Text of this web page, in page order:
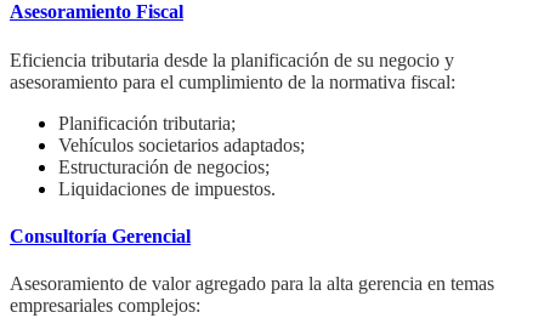
Asesoramiento Fiscal
Eficiencia tributaria desde la planificación de su negocio y
asesoramiento para el cumplimiento de la normativa fiscal:
Planificación tributaria;
Vehículos societarios adaptados;
Estructuración de negocios;
Liquidaciones de impuestos.
Consultoría Gerencial
Asesoramiento de valor agregado para la alta gerencia en temas
empresariales complejos: